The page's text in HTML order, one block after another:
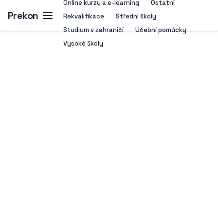
Prekon
Online kurzy a e-learning
Ostatní
Rekvalifikace
Střední školy
Studium v zahraničí
Učební pomůcky
Vysoké školy